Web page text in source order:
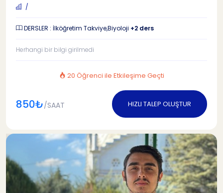
/
DERSLER : İlköğretim Takviye,Biyoloji +2 ders
Herhangi bir bilgi girilmedi
20 Öğrenci ile Etkileşime Geçti
850₺/SAAT HIZLI TALEP OLUŞTUR